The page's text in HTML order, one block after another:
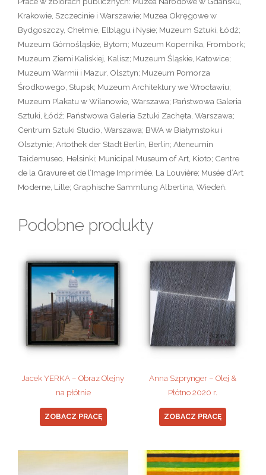
Krakowie, Szczecinie i Warszawie; Muzea Okręgowe w
Bydgoszczy, Chełmie, Elblągu i Nysie; Muzeum Sztuki, Łódź;
Muzeum Górnośląskie, Bytom; Muzeum Kopernika, Frombork;
Muzeum Ziemi Kaliskiej, Kalisz; Muzeum Śląskie, Katowice;
Muzeum Warmii i Mazur, Olsztyn; Muzeum Pomorza
Środkowego, Słupsk; Muzeum Architektury we Wrocławiu;
Muzeum Plakatu w Wilanowie, Warszawa; Państwowa Galeria
Sztuki, Łódź; Państwowa Galeria Sztuki Zachęta, Warszawa;
Centrum Sztuki Studio, Warszawa; BWA w Białymstoku i
Olsztynie; Artothek der Stadt Berlin, Berlin; Ateneumin
Taidemuseo, Helsinki; Municipal Museum of Art, Kioto; Centre
de la Gravure et de l’Image Imprimée, La Louvière; Musée d’Art
Moderne, Lille; Graphische Sammlung Albertina, Wiedeń.
Podobne produkty
Jacek YERKA – Obraz Olejny
na płótnie
ZOBACZ PRACĘ
Anna Szprynger – Olej &
Płótno 2020 r.
ZOBACZ PRACĘ